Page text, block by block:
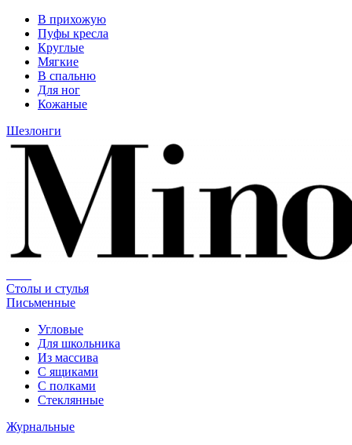
В прихожую
Пуфы кресла
Круглые
Мягкие
В спальню
Для ног
Кожаные
Шезлонги
Столы и стулья
Письменные
Угловые
Для школьника
Из массива
С ящиками
С полками
Стеклянные
Журнальные